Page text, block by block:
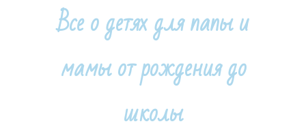
Все о детях для папы и
мамы от рождения до
школы